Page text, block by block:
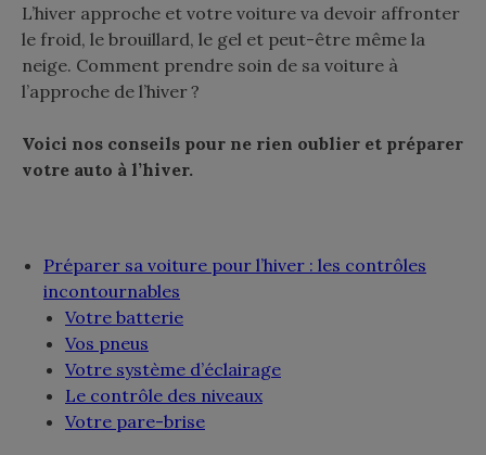
L’hiver approche et votre voiture va devoir affronter
le froid, le brouillard, le gel et peut-être même la
neige. Comment prendre soin de sa voiture à
l’approche de l’hiver ?
Voici nos conseils pour ne rien oublier et préparer
votre auto à l’hiver.
Préparer sa voiture pour l’hiver : les contrôles
incontournables
Votre batterie
Vos pneus
Votre système d’éclairage
Le contrôle des niveaux
Votre pare-brise